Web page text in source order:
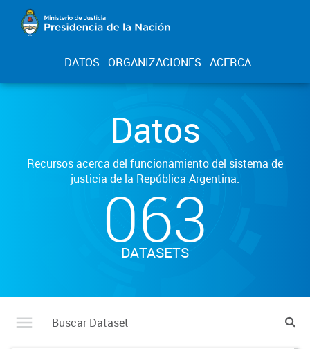
DATOS ORGANIZACIONES ACERCA
Datos
Recursos acerca del funcionamiento del sistema de
justicia de la República Argentina.
063
DATASETS